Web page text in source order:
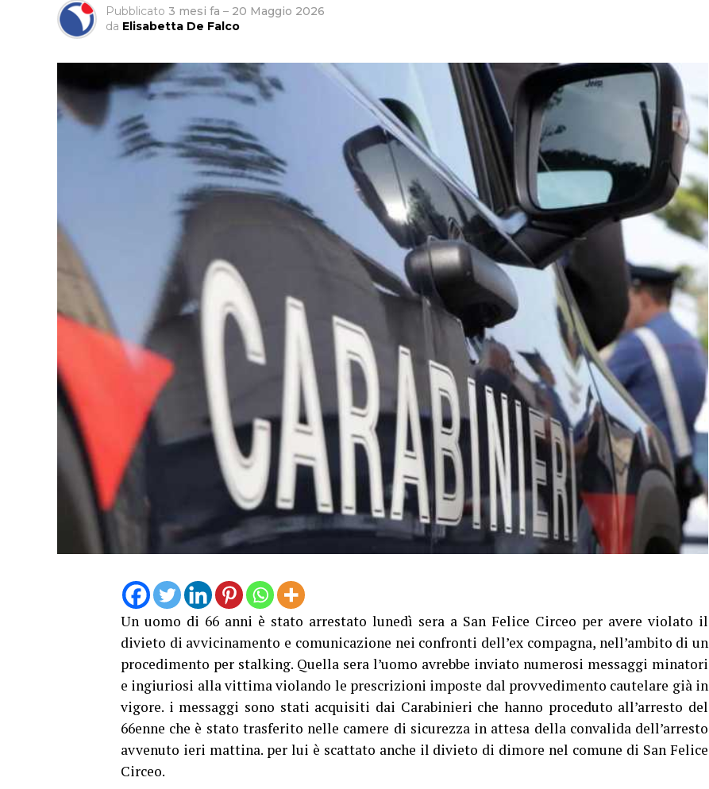
Pubblicato 3 mesi fa – 20 Maggio 2026
da Elisabetta De Falco
Un uomo di 66 anni è stato arrestato lunedì sera a San Felice Circeo per avere violato il
divieto di avvicinamento e comunicazione nei confronti dell’ex compagna, nell’ambito di un
procedimento per stalking. Quella sera l’uomo avrebbe inviato numerosi messaggi minatori
e ingiuriosi alla vittima violando le prescrizioni imposte dal provvedimento cautelare già in
vigore. i messaggi sono stati acquisiti dai Carabinieri che hanno proceduto all’arresto del
66enne che è stato trasferito nelle camere di sicurezza in attesa della convalida dell’arresto
avvenuto ieri mattina. per lui è scattato anche il divieto di dimore nel comune di San Felice
Circeo.